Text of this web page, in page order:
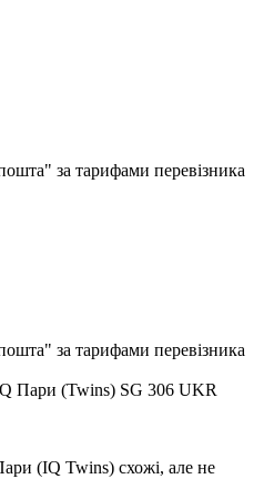
за тарифами перевізника
за тарифами перевізника
Пари (Twins) SG 306 UKR
(IQ Twins) схожі, але не